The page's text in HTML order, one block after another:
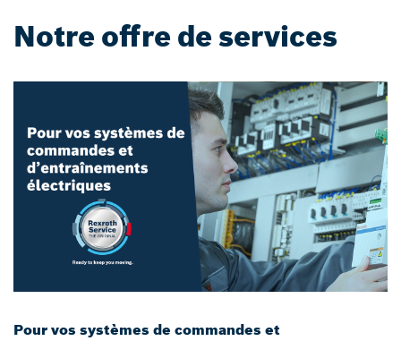
Notre offre de services
Pour vos systèmes de commandes et